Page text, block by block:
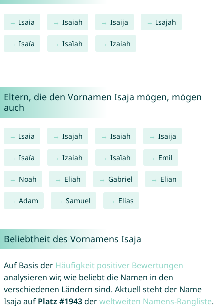
Isaia Isaiah Isaija Isajah
Isaïa Isaïah Izaiah
Eltern, die den Vornamen Isaja mögen, mögen
auch
Isaia Isajah Isaiah Isaija
Isaïa Izaiah Isaïah Emil
Noah Eliah Gabriel Elian
Adam Samuel Elias
Beliebtheit des Vornamens Isaja
Auf Basis der Häufigkeit positiver Bewertungen
analysieren wir, wie beliebt die Namen in den
verschiedenen Ländern sind. Aktuell steht der Name
Isaja auf Platz #1943derweltweiten Namens-Rangliste.